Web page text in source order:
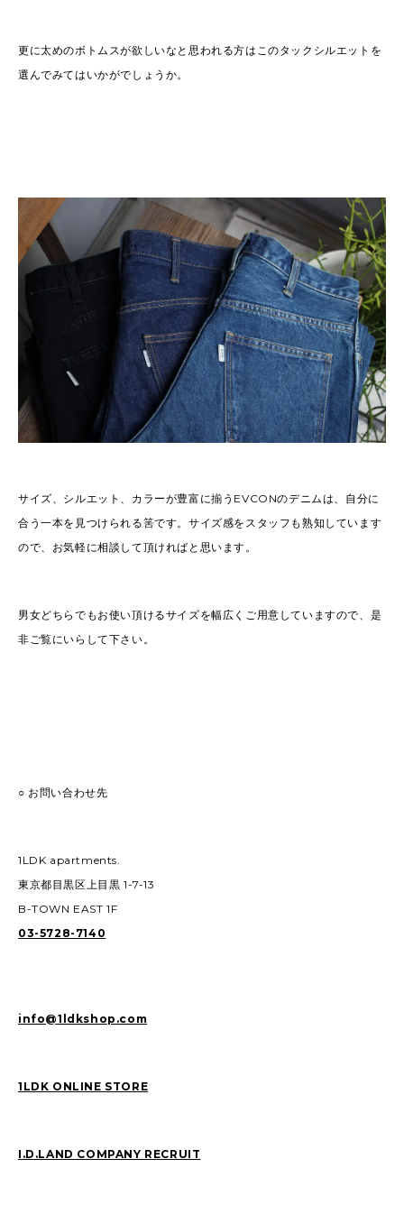
更に太めのボトムスが欲しいなと思われる方はこのタックシルエットを
選んでみてはいかがでしょうか。
サイズ、シルエット、カラーが豊富に揃うEVCONのデニムは、自分に
合う一本を見つけられる筈です。サイズ感をスタッフも熟知しています
ので、お気軽に相談して頂ければと思います。
男女どちらでもお使い頂けるサイズを幅広くご用意していますので、是
非ご覧にいらして下さい。
○ お問い合わせ先
1LDK apartments.
東京都目黒区上目黒 1-7-13
B-TOWN EAST 1F
03-5728-7140
info@1ldkshop.com
1LDK ONLINE STORE
I.D.LAND COMPANY RECRUIT